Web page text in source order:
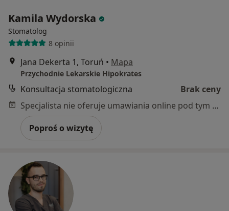
Kamila Wydorska
Stomatolog
8 opinii
Jana Dekerta 1, Toruń • Mapa
Przychodnie Lekarskie Hipokrates
Konsultacja stomatologiczna
Brak ceny
Specjalista nie oferuje umawiania online pod tym adresem.
Poproś o wizytę